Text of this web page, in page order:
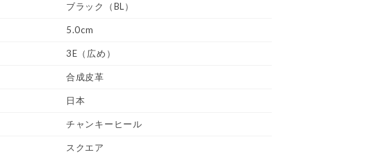
ブラック（BL）
5.0cm
3E（広め）
合成皮革
日本
チャンキーヒール
スクエア